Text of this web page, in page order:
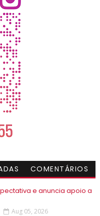
COMENTÁRIOS
e anuncia apoio a
Aug 05, 2026